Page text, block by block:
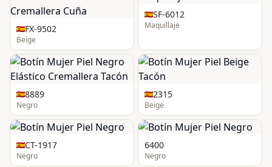
FX-9502
Beige
SF-6012
Maquillaje
8889
Negro
2315
Beige
CT-1917
Negro
6400
Negro